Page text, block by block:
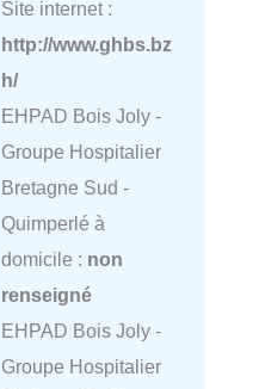
Site internet :
http://www.ghbs.bz
h/
EHPAD Bois Joly -
Groupe Hospitalier
Bretagne Sud -
Quimperlé à
domicile : non
renseigné
EHPAD Bois Joly -
Groupe Hospitalier